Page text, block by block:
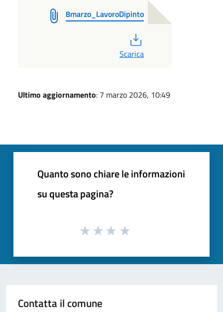
8marzo_LavoroDipinto
Scarica
Ultimo aggiornamento: 7 marzo 2026, 10:49
Quanto sono chiare le informazioni
su questa pagina?
Contatta il comune